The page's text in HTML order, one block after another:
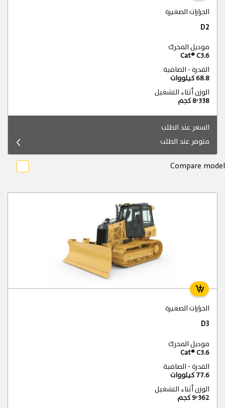
الجرارات الصغيرة
D2
موديل المحرك
Cat® C3.6
القدرة - الصافية
68.8 كيلووات
الوزن أثناء التشغيل
8٬338 كجم
السعر عند الطلب
متوفر عند الطلب
Compare model
الجرارات الصغيرة
D3
موديل المحرك
Cat® C3.6
القدرة - الصافية
77.6 كيلووات
الوزن أثناء التشغيل
9٬362 كجم